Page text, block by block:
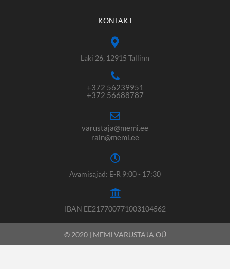
KONTAKT
Laki 26, 12915 Tallinn
+372 56239951
+372 56688787
varustaja@memi.ee
rain@memi.ee
Avamisajad: E-R 9:00 - 17:30
IBAN EE217700771003104562
© 2020 | MEMI VARUSTAJA OÜ